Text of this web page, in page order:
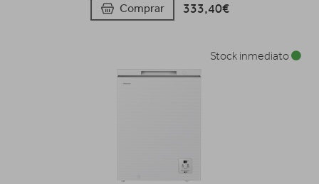
Comprar 333,40€
Stock inmediato